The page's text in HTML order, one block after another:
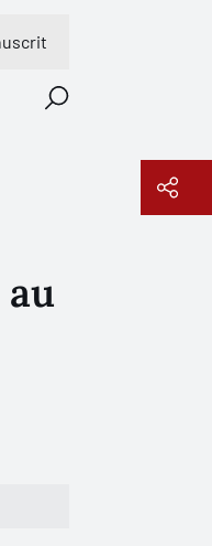
Recherche